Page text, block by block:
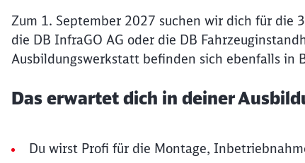
Zum 1. September 2027 suchen wir dich für
die DB InfraGO AG oder die DB
Ausbildungswerkstatt befinden sich ebenfalls in
Das erwartet dich in deiner
Du wirst Profi für die Montage,